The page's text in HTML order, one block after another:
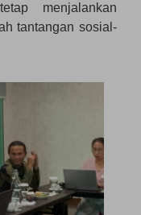
menjalankan
tantangan sosial-